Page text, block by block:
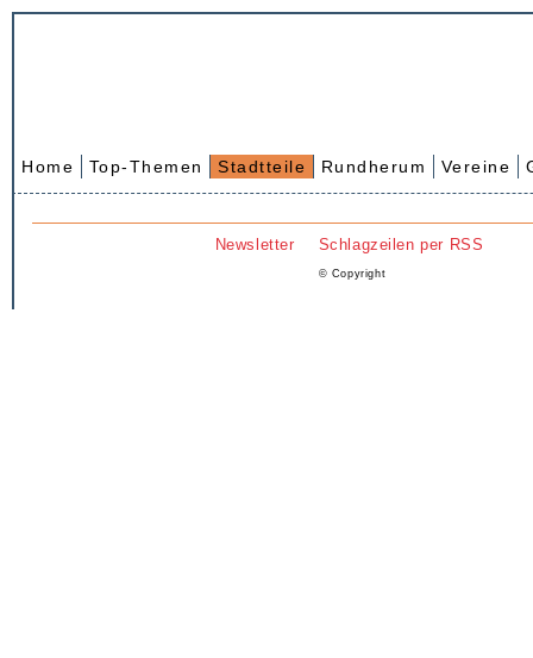
Home Top-Themen Stadtteile Rundherum Vereine
Newsletter Schlagzeilen per RSS
© Copyright